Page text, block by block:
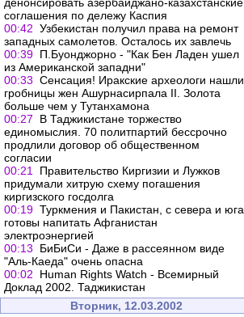
соглашения по дележу Каспия
00:42 Узбекистан получил права на ремонт
западных самолетов. Осталось их завлечь
00:39 П.Буонджорно - "Как Бен Ладен ушел
из Американской западни"
00:33 Сенсация! Иракские археологи нашли
гробницы жен Ашурнасирпала II. Золота
больше чем у Тутанхамона
00:27
В Таджикистане торжество
единомыслия. 70 политпартий бессрочно
продлили договор об общественном
согласии
00:21
Правительство Киргизии и Лужков
придумали хитрую схему погашения
киргизского госдолга
00:19 Туркмения и Пакистан, с севера и юга,
готовы напитать Афганистан
электроэнергией
00:13
БиБиСи - Даже в рассеянном виде
"Аль-Каеда" очень опасна
00:02
Human Rights Watch - Всемирный
Доклад 2002. Таджикистан
Вторник, 12.03.2002